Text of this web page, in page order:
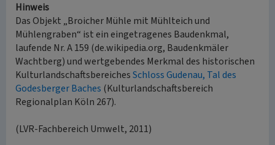
Hinweis
Das Objekt „Broicher Mühle mit Mühlteich und
Mühlengraben“ ist ein eingetragenes Baudenkmal,
laufende Nr. A 159 (de.wikipedia.org, Baudenkmäler
Wachtberg) und wertgebendes Merkmal des historischen
KulturlandschaftsbereichesSchloss Gudenau, Tal des
Godesberger Baches (Kulturlandschaftsbereich
Regionalplan Köln 267).
(LVR-Fachbereich Umwelt, 2011)